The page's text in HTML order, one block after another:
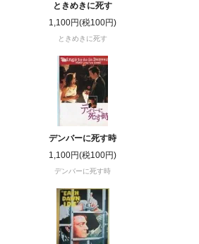
ときめきに死す
1,100円(税100円)
ときめきに死す
デンバーに死す時
1,100円(税100円)
デンバーに死す時